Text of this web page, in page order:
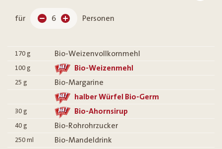
für 6 Personen
170 g Bio-Weizenvollkornmehl
100 g Bio-Weizenmehl
25 g
Bio-Margarine
halber Würfel Bio-Germ
30 g Bio-Ahornsirup
40 g Bio-Rohrohrzucker
250 ml
Bio-Mandeldrink